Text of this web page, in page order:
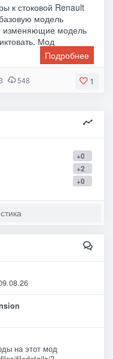
к стоковой Renault
модель
изменяющие модель
Мод
Подробнее
1
548
+0
+2
+0
на этот мод